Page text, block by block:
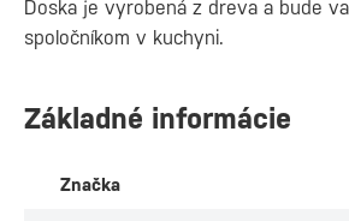
Doska je vyrobená z dreva a bude
spoločníkom v kuchyni.
Základné informácie
Značka